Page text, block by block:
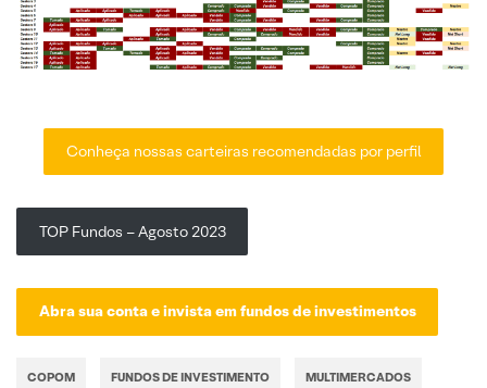
Conheça nossas carteiras recomendadas por perfil
TOP Fundos – Agosto 2023
Abra sua conta e invista em fundos de investimentos
COPOM FUNDOS DE INVESTIMENTO MULTIMERCADOS